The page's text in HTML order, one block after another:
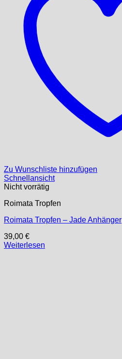
Zu Wunschliste hinzufügen
Schnellansicht
Nicht vorrätig
Roimata Tropfen
Roimata Tropfen – Jade Anhänger
39,00 €
Weiterlesen